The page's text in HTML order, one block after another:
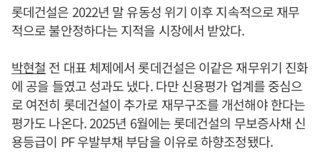
롯데건설은 2022년 말 유동성 위기 이후 지속적으로 재무
적으로 불안정하다는 지적을 시장에서 받았다.
박현철 전 대표 체제에서 롯데건설은 이같은 재무위기 진화
에 공을 들였고 성과도 냈다. 다만 신용평가 업계를 중심으
로 여전히 롯데건설이 추가로 재무구조를 개선해야 한다는
평가도 나온다. 2025년 6월에는 롯데건설의 무보증사채 신
용등급이 PF 우발부채 부담을 이유로 하향조정됐다.